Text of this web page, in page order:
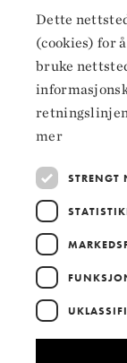
Følg oss
Facebook
Instagram
LinkedIn
Dette
(cookies) for
bruke
mer
STRENGT